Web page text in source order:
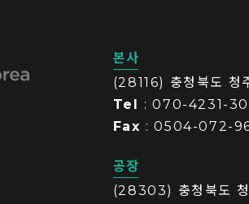
본사
(28116) 충청북도 청
Tel : 070-4231-
Fax : 0504-072-
공장
(28303) 충청북도